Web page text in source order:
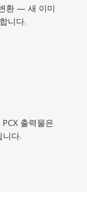
환 — 새 이미
니다.
출력물은
다.